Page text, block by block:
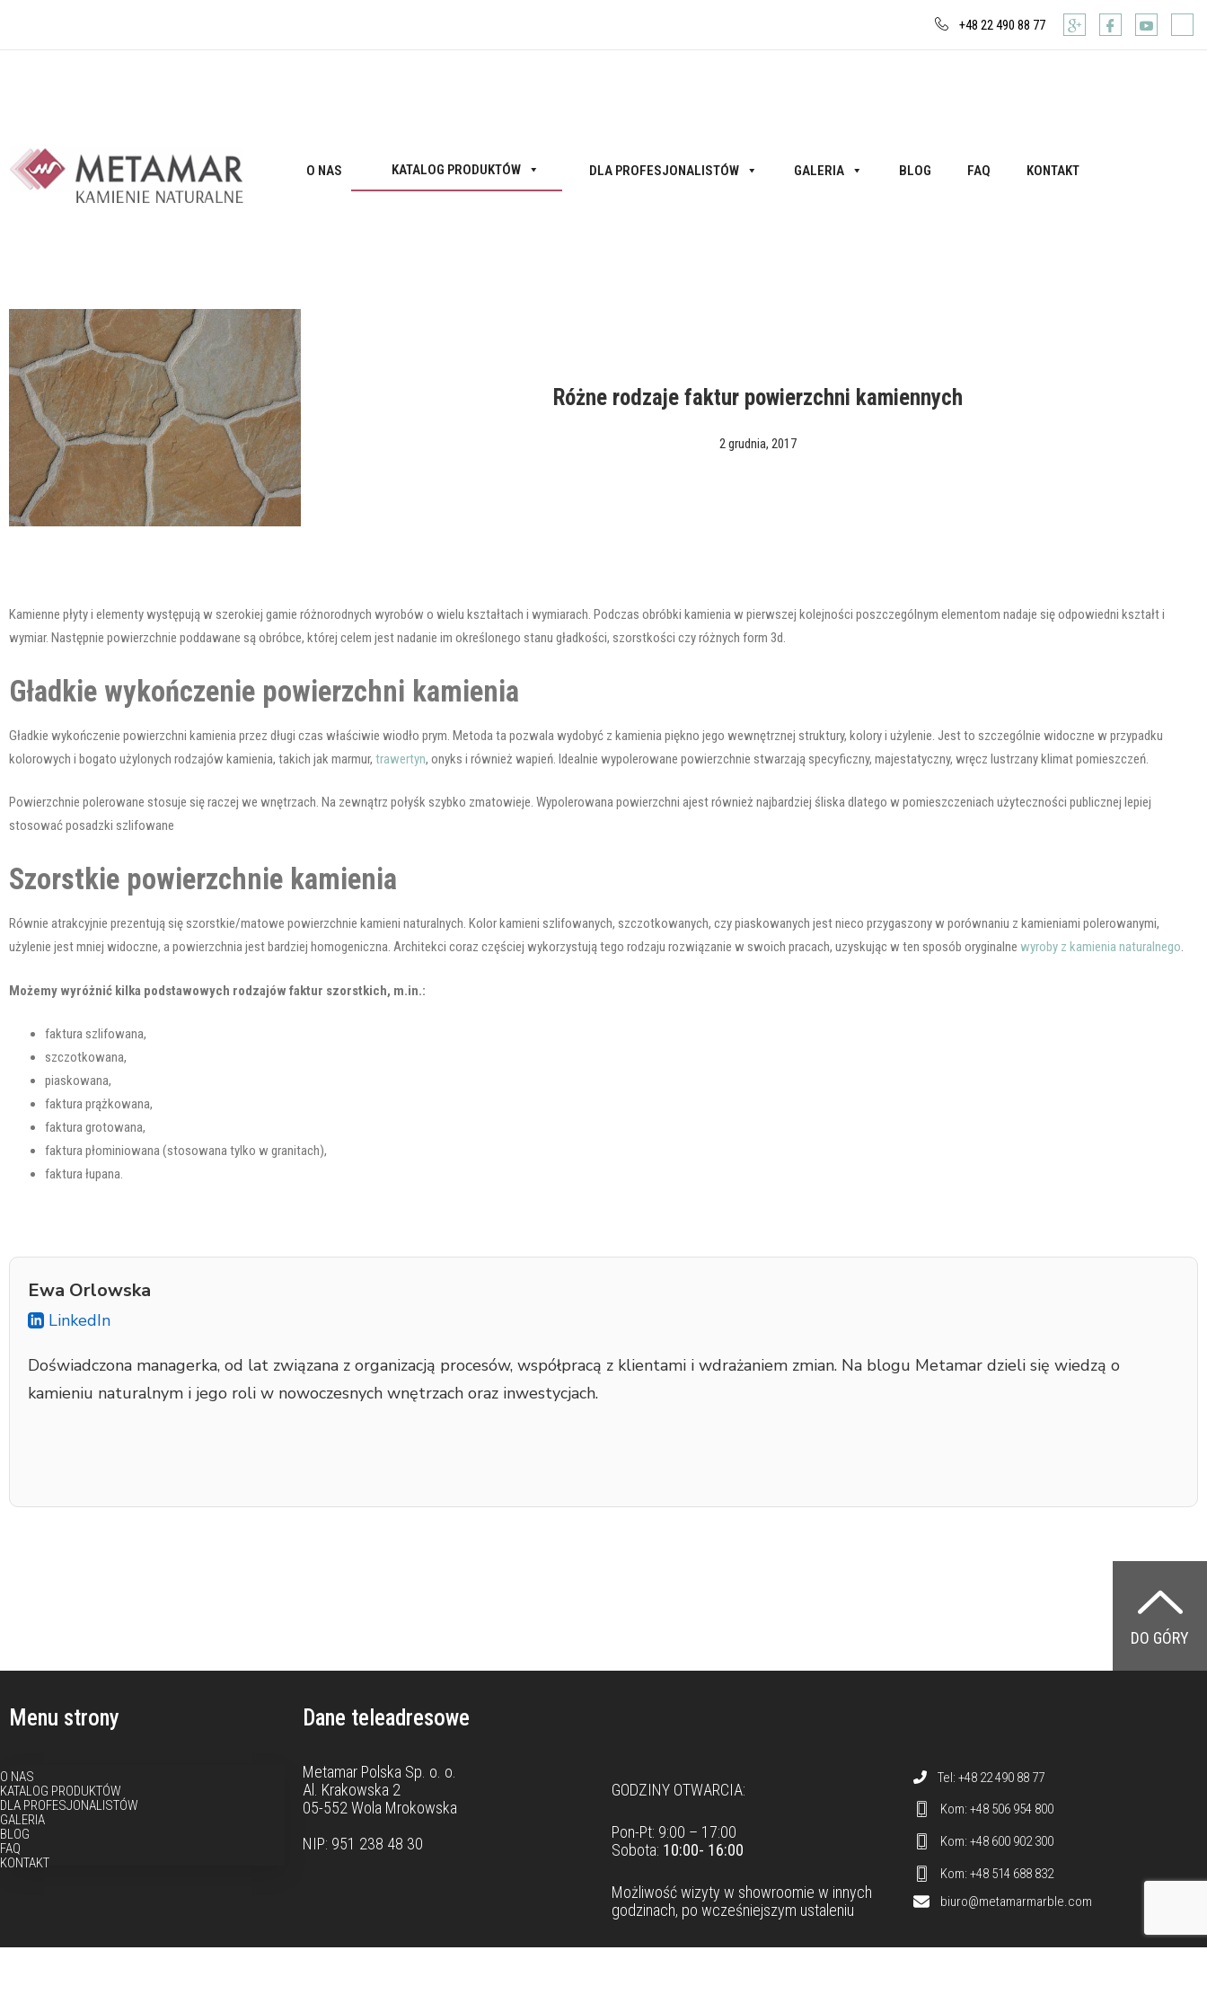
+48 22 490 88 77
O NAS KATALOG PRODUKTÓW DLA PROFESJONALISTÓW GALERIA BLOG FAQ KONTAKT
Różne rodzaje faktur powierzchni kamiennych
2 grudnia, 2017
Kamienne płyty i elementy występują w szerokiej gamie różnorodnych wyrobów o wielu kształtach i wymiarach. Podczas obróbki kamienia w pierwszej kolejności poszczególnym elementom nadaje się odpowiedni kształt i
wymiar. Następnie powierzchnie poddawane są obróbce, której celem jest nadanie im określonego stanu gładkości, szorstkości czy różnych form 3d.
Gładkie wykończenie powierzchni kamienia
Gładkie wykończenie powierzchni kamienia przez długi czas właściwie wiodło prym. Metoda ta pozwala wydobyć z kamienia piękno jego wewnętrznej struktury, kolory i użylenie. Jest to szczególnie widoczne w przypadku
kolorowych i bogato użylonych rodzajów kamienia, takich jak marmur, trawertyn, onyks i również wapień. Idealnie wypolerowane powierzchnie stwarzają specyficzny, majestatyczny, wręcz lustrzany klimat pomieszczeń.
Powierzchnie polerowane stosuje się raczej we wnętrzach. Na zewnątrz połyśk szybko zmatowieje. Wypolerowana powierzchni ajest również najbardziej śliska dlatego w pomieszczeniach użyteczności publicznej lepiej
stosować posadzki szlifowane
Szorstkie powierzchnie kamienia
Równie atrakcyjnie prezentują się szorstkie/matowe powierzchnie kamieni naturalnych. Kolor kamieni szlifowanych, szczotkowanych, czy piaskowanych jest nieco przygaszony w porównaniu z kamieniami polerowanymi,
użylenie jest mniej widoczne, a powierzchnia jest bardziej homogeniczna. Architekci coraz częściej wykorzystują tego rodzaju rozwiązanie w swoich pracach, uzyskując w ten sposób oryginalne wyroby z kamienia naturalnego.
Możemy wyróżnić kilka podstawowych rodzajów faktur szorstkich, m.in.:
faktura szlifowana,
szczotkowana,
piaskowana,
faktura prążkowana,
faktura grotowana,
faktura płominiowana (stosowana tylko w granitach),
faktura łupana.
Ewa Orlowska
LinkedIn
Doświadczona managerka, od lat związana z organizacją procesów, współpracą z klientami i wdrażaniem zmian. Na blogu Metamar dzieli się wiedzą o
kamieniu naturalnym i jego roli w nowoczesnych wnętrzach oraz inwestycjach.
DO GÓRY
Menu strony
O NAS
KATALOG PRODUKTÓW
DLA PROFESJONALISTÓW
GALERIA
BLOG
FAQ
KONTAKT
Dane teleadresowe
Metamar Polska Sp. o. o.
Al. Krakowska 2
05-552 Wola Mrokowska
NIP: 951 238 48 30
GODZINY OTWARCIA:
Pon-Pt: 9:00 – 17:00
Sobota: 10:00- 16:00
Możliwość wizyty w showroomie w innych
godzinach, po wcześniejszym ustaleniu
Tel: +48 22 490 88 77
Kom: +48 506 954 800
Kom: +48 600 902 300
Kom: +48 514 688 832
biuro@metamarmarble.com